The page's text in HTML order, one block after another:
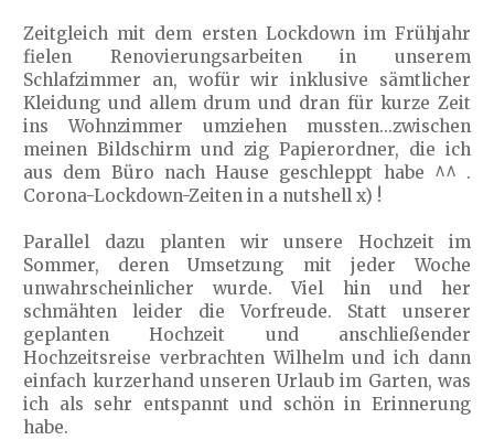
Zeitgleich mit dem ersten Lockdown im Frühjahr
fielen Renovierungsarbeiten in unserem
Schlafzimmer an, wofür wir inklusive sämtlicher
Kleidung und allem drum und dran für kurze Zeit
ins Wohnzimmer umziehen mussten...zwischen
meinen Bildschirm und zig Papierordner, die ich
aus dem Büro nach Hause geschleppt habe ^^ .
Corona-Lockdown-Zeiten in a nutshell x) !
Parallel dazu planten wir unsere Hochzeit im
Sommer, deren Umsetzung mit jeder Woche
unwahrscheinlicher wurde. Viel hin und her
schmähten leider die Vorfreude. Statt unserer
geplanten Hochzeit und anschließender
Hochzeitsreise verbrachten Wilhelm und ich dann
einfach kurzerhand unseren Urlaub im Garten, was
ich als sehr entspannt und schön in Erinnerung
habe.